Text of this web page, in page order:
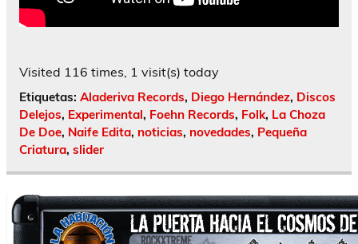
Visited 116 times, 1 visit(s) today
Etiquetas: Aladeriva Records, Diego Hernández, Discos
Delejos, Experimental, Foehn Records, Folk, La Choza
De Doe, Naife Edita, noticias, novedades, Pequeña
Criatura, slider